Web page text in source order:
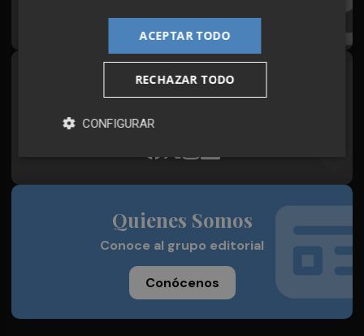
¡Quiero suscribirme!
Síguenos en redes
Quienes Somos
Conoce al grupo editorial
Conócenos
ACEPTAR TODO
RECHAZAR TODO
CONFIGURAR